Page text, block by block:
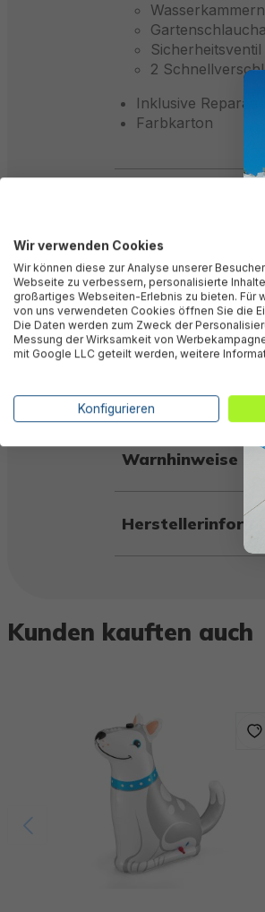
Sicherheitsventil
2
Inklusive
Farbkarton
Bewertungen
Technische
Downloads
Warnhinweise
Kunden kauften auch
Wir verwenden Cookies
Wir können diese zur Analyse unserer
Webseite zu verbessern, personalisierte
großartiges Webseiten-Erlebnis zu bieten. Für
von uns verwendeten Cookies öffnen Sie die
Die Daten werden zum Zweck der
Messung der Wirksamkeit von
mit Google LLC geteilt werden, weitere
Konfigurieren